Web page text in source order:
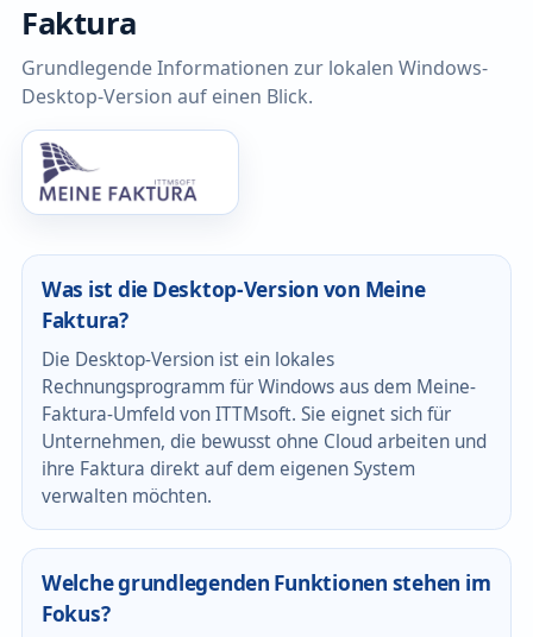
Faktura
Grundlegende Informationen zur lokalen Windows-
Desktop-Version auf einen Blick.
Was ist die Desktop-Version von Meine
Faktura?
Die Desktop-Version ist ein lokales
Rechnungsprogramm für Windows aus dem Meine-
Faktura-Umfeld von ITTMsoft. Sie eignet sich für
Unternehmen, die bewusst ohne Cloud arbeiten und
ihre Faktura direkt auf dem eigenen System
verwalten möchten.
Welche grundlegenden Funktionen stehen im
Fokus?